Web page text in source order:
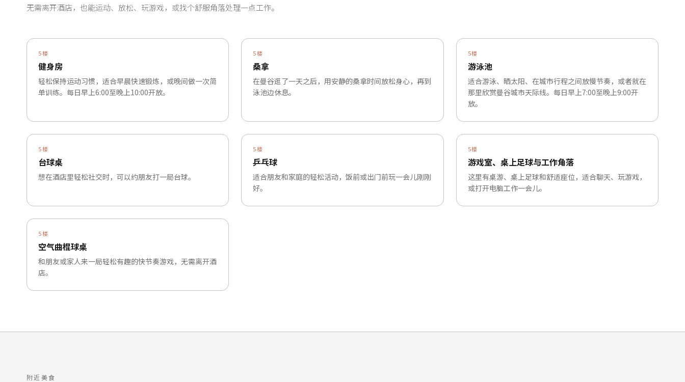
无需离开酒店，也能运动、放松、玩游戏，或找个舒服角落处理一点工作。
5楼
健身房
轻松保持运动习惯，适合早晨快速锻炼，或晚间做一次简
单训练。每日早上6:00至晚上10:00开放。
5楼
桑拿
在曼谷逛了一天之后，用安静的桑拿时间放松身心，再到
泳池边休息。
5楼
游泳池
适合游泳、晒太阳、在城市行程之间放慢节奏，或者就在
那里欣赏曼谷城市天际线。每日早上7:00至晚上9:00开
放。
5楼
台球桌
想在酒店里轻松社交时，可以约朋友打一局台球。
5楼
乒乓球
适合朋友和家庭的轻松活动，饭前或出门前玩一会儿刚刚
好。
5楼
游戏室、桌上足球与工作角落
这里有桌游、桌上足球和舒适座位，适合聊天、玩游戏，
或打开电脑工作一会儿。
5楼
空气曲棍球桌
和朋友或家人来一局轻松有趣的快节奏游戏，无需离开酒
店。
附近美食